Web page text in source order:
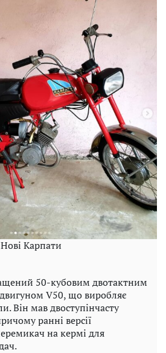
Нові Карпати
50-кубовим двотактним
V50, що виробляє
Він мав двоступінчасту
ранні версії
на кермі для